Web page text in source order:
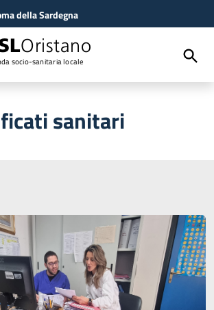
della Sardegna
Oristano
socio-sanitaria locale
sanitari